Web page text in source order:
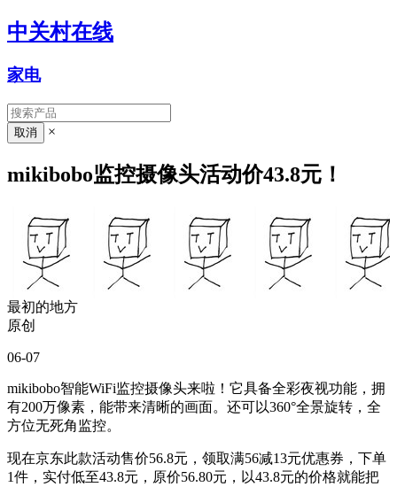
中关村在线
家电
×
mikibobo监控摄像头活动价43.8元！
最初的地方
原创
06-07
mikibobo智能WiFi监控摄像头来啦！它具备全彩夜视功能，拥
有200万像素，能带来清晰的画面。还可以360°全景旋转，全
方位无死角监控。
现在京东此款活动售价56.8元，领取满56减13元优惠券，下单
1件，实付低至43.8元，原价56.80元，以43.8元的价格就能把